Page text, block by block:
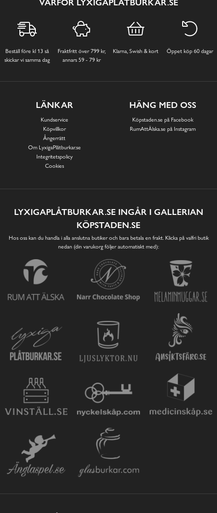
VARFÖR LYXIGAPLÅTBURKAR.SE
Beställ före kl 13 så
skickar vi samma dag
Fraktfritt över 799 kr,
annars 59 - 79 kr
Klarna, Swish & kort Öppet köp 60 dagar
LÄNKAR
Kundservice
Köpvillkor
Ångerrätt
Om LyxigaPlåtburkar.se
Integritetspolicy
Cookies
HÄNG MED OSS
Köpstaden.se på Facebook
RumAttÄlska.se på Instagram
LYXIGAPLÅTBURKAR.SE INGÅR I GALLERIAN
KÖPSTADEN.SE
Hos oss kan du handla i alla anslutna butiker och bara betala en frakt. Klicka på valfri butik
nedan (din varukorg följer automatiskt med):